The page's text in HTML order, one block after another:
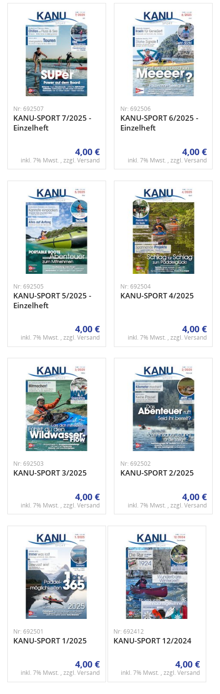
Nr: 692507
KANU-SPORT 7/2025 -
Einzelheft
4,00 €
inkl. 7% Mwst. , zzgl.Versand
Nr: 692506
KANU-SPORT 6/2025 -
Einzelheft
4,00 €
inkl. 7% Mwst. , zzgl. Versand
Nr: 692505
KANU-SPORT 5/2025 -
Einzelheft
4,00 €
inkl. 7% Mwst. , zzgl.Versand
Nr: 692504
KANU-SPORT 4/2025
4,00 €
inkl. 7% Mwst. , zzgl. Versand
Nr: 692503
KANU-SPORT 3/2025
4,00 €
inkl. 7% Mwst. , zzgl.Versand
Nr: 692502
KANU-SPORT 2/2025
4,00 €
inkl. 7% Mwst. , zzgl. Versand
Nr: 692501
KANU-SPORT 1/2025
4,00 €
inkl. 7% Mwst. , zzgl.Versand
Nr: 692412
KANU-SPORT 12/2024
4,00 €
inkl. 7% Mwst. , zzgl.Versand